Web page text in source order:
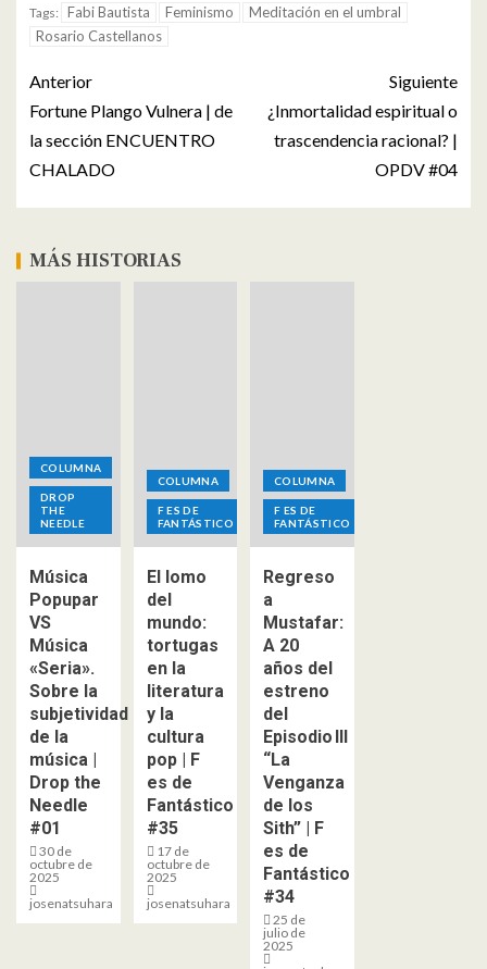
Tags: Fabi Bautista Feminismo
Meditación en el umbral
Rosario Castellanos
Anterior
Fortune Plango Vulnera | de
la sección ENCUENTRO
CHALADO
Siguiente
¿Inmortalidad espiritual o
trascendencia racional? |
OPDV #04
MÁS HISTORIAS
COLUMNA
DROP
THE
NEEDLE
Música
Popupar
VS
Música
«Seria».
Sobre la
subjetividad
de la
música |
Drop the
Needle
#01
30 de
octubre de
2025
josenatsuhara
COLUMNA
F ES DE
FANTÁSTICO
El lomo
del
mundo:
tortugas
en la
literatura
y la
cultura
pop | F
es de
Fantástico
#35
17 de
octubre de
2025
josenatsuhara
COLUMNA
F ES DE
FANTÁSTICO
Regreso
a
Mustafar:
A 20
años del
estreno
del
Episodio III
“La
Venganza
de los
Sith” | F
es de
Fantástico
#34
25 de
julio de
2025